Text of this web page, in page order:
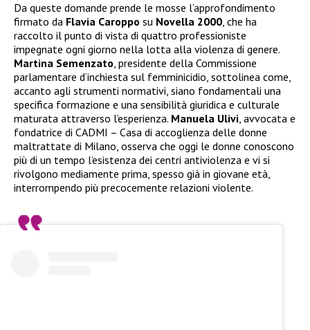
Da queste domande prende le mosse l’approfondimento
firmato da Flavia Caroppo su Novella 2000, che ha
raccolto il punto di vista di quattro professioniste
impegnate ogni giorno nella lotta alla violenza di genere.
Martina Semenzato, presidente della Commissione
parlamentare d’inchiesta sul femminicidio, sottolinea come,
accanto agli strumenti normativi, siano fondamentali una
specifica formazione e una sensibilità giuridica e culturale
maturata attraverso l’esperienza. Manuela Ulivi, avvocata e
fondatrice di CADMI – Casa di accoglienza delle donne
maltrattate di Milano, osserva che oggi le donne conoscono
più di un tempo l’esistenza dei centri antiviolenza e vi si
rivolgono mediamente prima, spesso già in giovane età,
interrompendo più precocemente relazioni violente.